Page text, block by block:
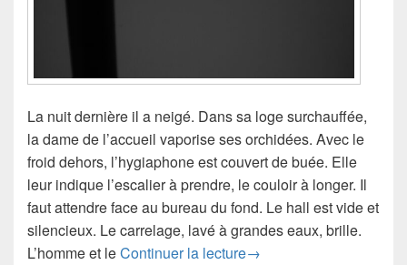
La nuit dernière il a neigé. Dans sa loge surchauffée,
la dame de l’accueil vaporise ses orchidées. Avec le
froid dehors, l’hygiaphone est couvert de buée. Elle
leur indique l’escalier à prendre, le couloir à longer. Il
faut attendre face au bureau du fond. Le hall est vide et
silencieux. Le carrelage, lavé à grandes eaux, brille.
L’homme et leContinuer la lecture#LVME #02 | Blanc Intact
→